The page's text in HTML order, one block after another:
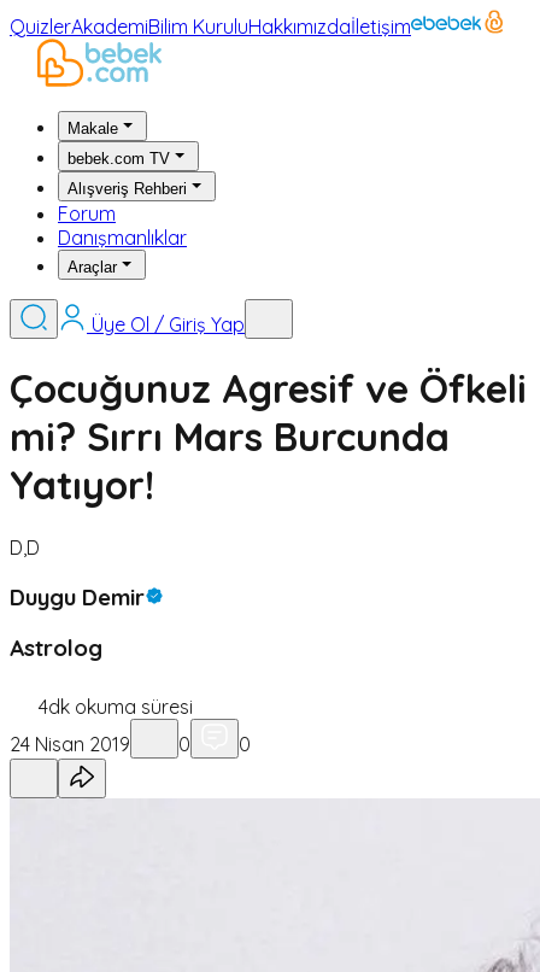
QuizlerAkademiBilim KuruluHakkımızdaİletişim
Makale
bebek.com TV
Alışveriş Rehberi
Forum
Danışmanlıklar
Araçlar
Üye Ol / Giriş Yap
Çocuğunuz Agresif ve Öfkeli
mi? Sırrı Mars Burcunda
Yatıyor!
D,D
Duygu Demir
Astrolog
4dk okuma süresi
24 Nisan 2019
0 0